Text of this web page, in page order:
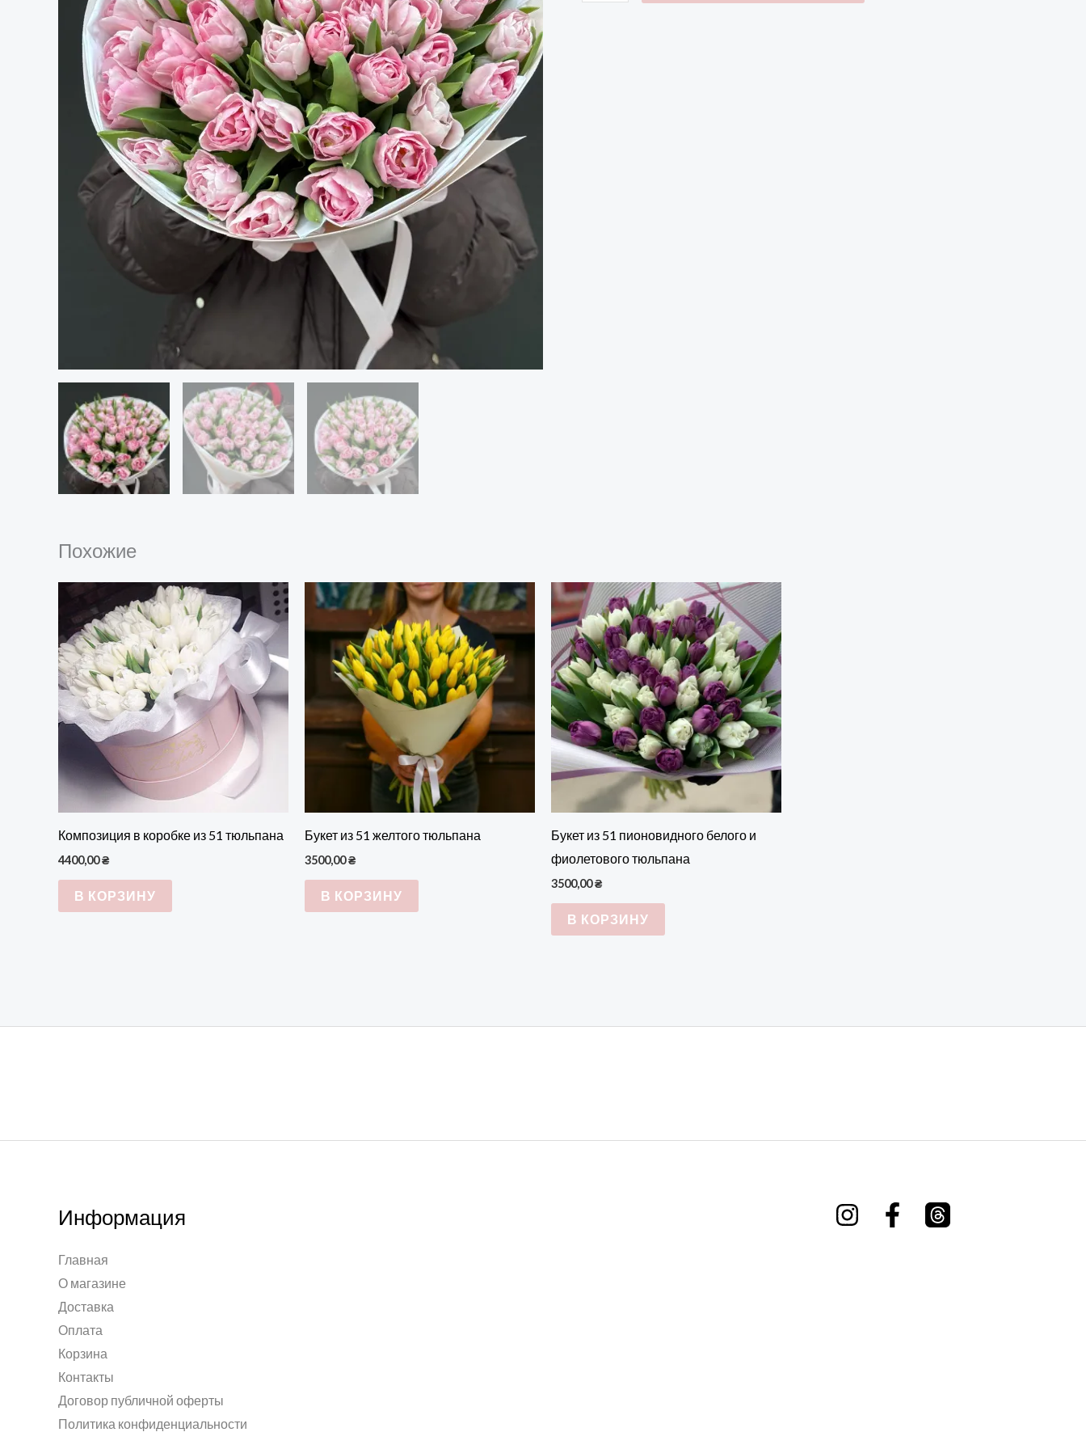
Похожие
Композиция в коробке из 51 тюльпана
4400,00₴
В КОРЗИНУ
Букет из 51 желтого тюльпана
3500,00₴
В КОРЗИНУ
Букет из 51 пионовидного белого и
фиолетового тюльпана
3500,00₴
В КОРЗИНУ
Информация
Главная
О магазине
Доставка
Оплата
Корзина
Контакты
Договор публичной оферты
Политика конфиденциальности